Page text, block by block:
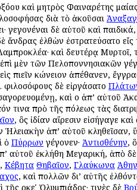
καὶ μητρὸς Φαιναρέτης
διὰ τὸ ἀκοῦσαι
γεγονέναι δὲ αὐτοῦ καὶ
ἄνδρας ἐλθὼν ἐστρατεύσατο
καὶ δευτέρᾳ
μὲν τῶν Πελοποννησιακῶν
πιεῖν κώνειον ἀπέθανεν,
. φιλοσόφους δὲ εἰργάσατο
καὶ οἱ ἀπ’ αὐτοῦ
τινα πρὸ τῆς πόλεως τὰς
, ὃς ἰδίαν αἵρεσιν εἰσήγαγε
Ἠλειακὴν ἀπ’ αὐτοῦ κληθεῖσαν,
ὁ Πύρρων γέγονεν· Ἀντισθένην,
αὐτοῦ ἐκλήθη Μεγαρική, ἀπὸ δὲ
, Κέβητα Θηβαῖον, Γλαύκωνα
, καὶ πολλῶν δι’ αὐτῆς
ρκεʹ Ὀλυμπιάδος· τινὲς δὲ